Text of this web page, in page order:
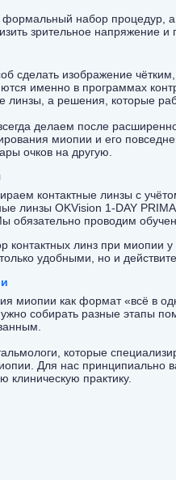
набор процедур,
зрительное напряжение и
сделать изображение
именно в программах
а решения, которые
делаем после
миопии и его
очков на другую.
контактные линзы с
линзы OKVision 1-DAY
обязательно проводим
контактных линз при
удобными, но и
миопии как формат «всё в
собирать разные этапы
которые
Для нас
клиническую практику.